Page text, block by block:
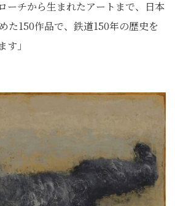
ーチから生まれたアートまで、日本
た150作品で、鉄道150年の歴史を
」